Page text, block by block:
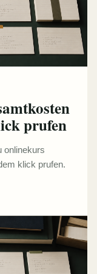
prufen
onlinekurs
klick prufen.